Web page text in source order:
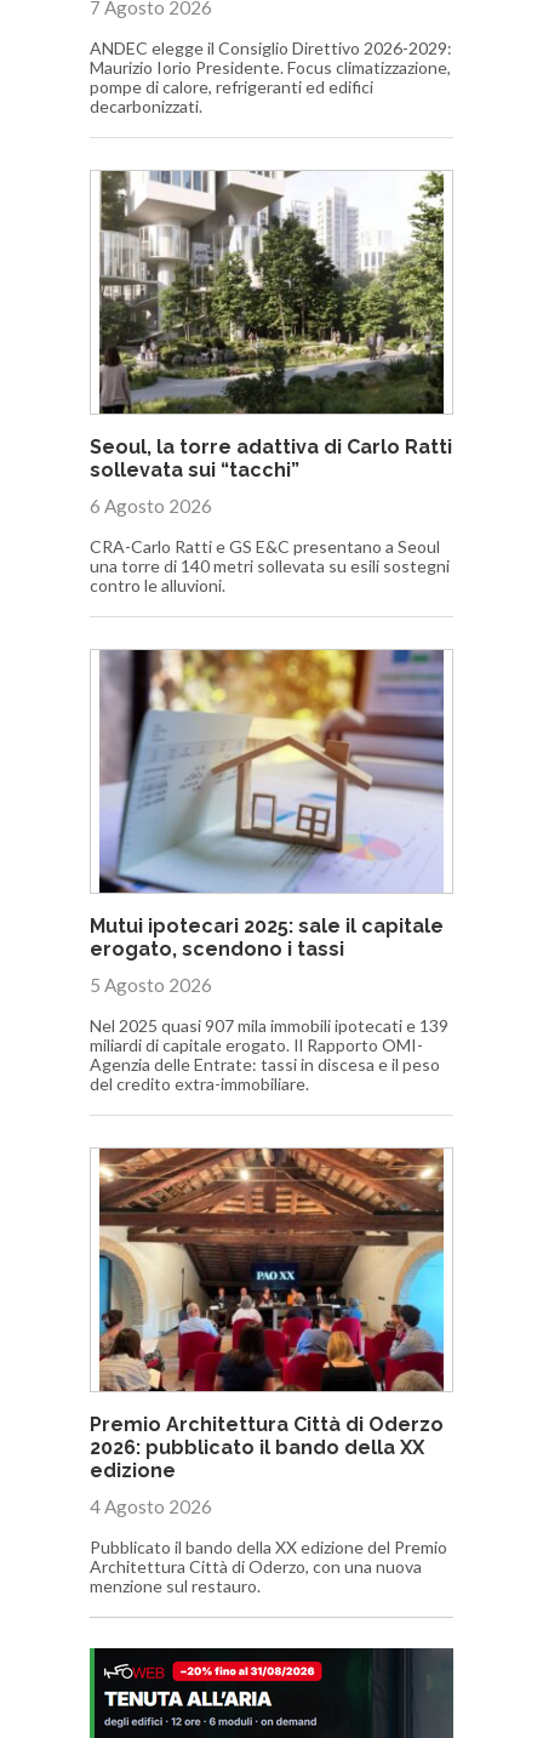
7 Agosto 2026
ANDEC elegge il Consiglio Direttivo 2026-2029:
Maurizio Iorio Presidente. Focus climatizzazione,
pompe di calore, refrigeranti ed edifici
decarbonizzati.
Seoul, la torre adattiva di Carlo Ratti
sollevata sui “tacchi”
6 Agosto 2026
CRA-Carlo Ratti e GS E&C presentano a Seoul
una torre di 140 metri sollevata su esili sostegni
contro le alluvioni.
Mutui ipotecari 2025: sale il capitale
erogato, scendono i tassi
5 Agosto 2026
Nel 2025 quasi 907 mila immobili ipotecati e 139
miliardi di capitale erogato. Il Rapporto OMI-
Agenzia delle Entrate: tassi in discesa e il peso
del credito extra-immobiliare.
Premio Architettura Città di Oderzo
2026: pubblicato il bando della XX
edizione
4 Agosto 2026
Pubblicato il bando della XX edizione del Premio
Architettura Città di Oderzo, con una nuova
menzione sul restauro.